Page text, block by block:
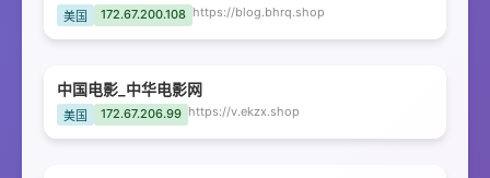
美国 172.67.200.108 https://blog.bhrq.shop
中国电影_中华电影网
美国 172.67.206.99 https://v.ekzx.shop